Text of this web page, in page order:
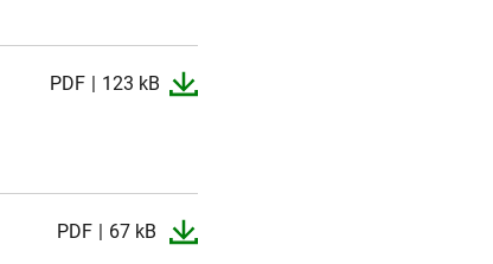
PDF 123 kB
PDF 67 kB